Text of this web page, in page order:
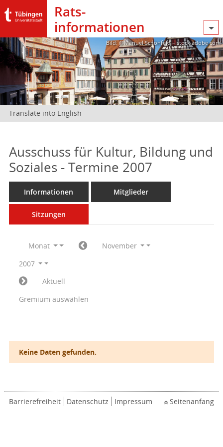
Rats­
informationen
Bild: @Manuel Schönfeld – stock.adobe.com
Translate into English
Ausschuss für Kultur, Bildung und
Soziales - Termine 2007
Informationen Mitglieder
Sitzungen
Monat
November
2007
Aktuell
Gremium auswählen
Keine Daten gefunden.
Barrierefreiheit Datenschutz Impressum Seitenanfang